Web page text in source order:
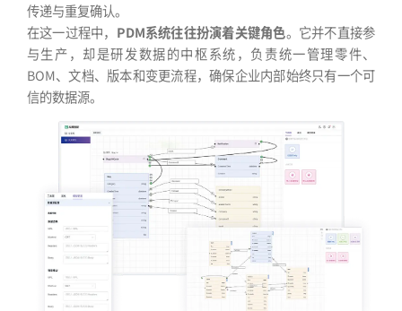
传递与重复确认。
在这一过程中， PDM系统往往扮演着关键角色。它并不直接参
与生产，却是研发数据的中枢系统，负责统一管理零件、
BOM、文档、版本和变更流程，确保企业内部始终只有一个可
信的数据源。